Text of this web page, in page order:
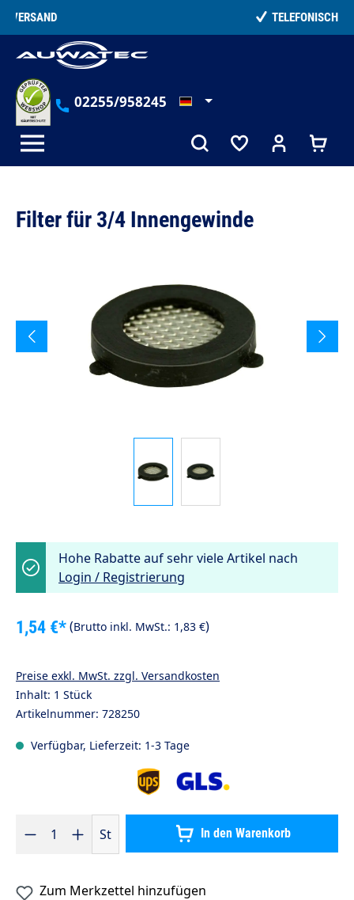
springen TELEFONISCHE BERATUNG
02255/958245
Filter für 3/4 Innengewinde
Hohe Rabatte auf sehr viele Artikel nach
Login / Registrierung
1,54 €*(Brutto inkl. MwSt.: 1,83 €)
Preise exkl. MwSt. zzgl. Versandkosten
Inhalt: 1 Stück
Artikelnummer: 728250
Verfügbar, Lieferzeit: 1-3 Tage
Produkt Anzahl: Gib den gewünschten Wert ein oder benutze
St In den Warenkorb
Zum Merkzettel hinzufügen